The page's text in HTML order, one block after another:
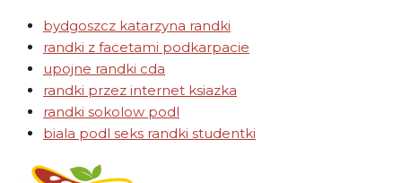
bydgoszcz katarzyna randki
randki z facetami podkarpacie
upojne randki cda
randki przez internet ksiazka
randki sokolow podl
biala podl seks randki studentki